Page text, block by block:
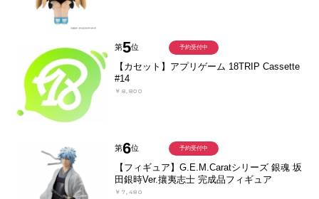
第5位
【カセット】アプリゲーム 18TRIP Cassette
#14
￥8,800
予約受付中
第6位
【フィギュア】G.E.M.Caratシリーズ 銀魂 坂
田銀時Ver.攘夷志士 完成品フィギュア
￥7,480
予約受付中